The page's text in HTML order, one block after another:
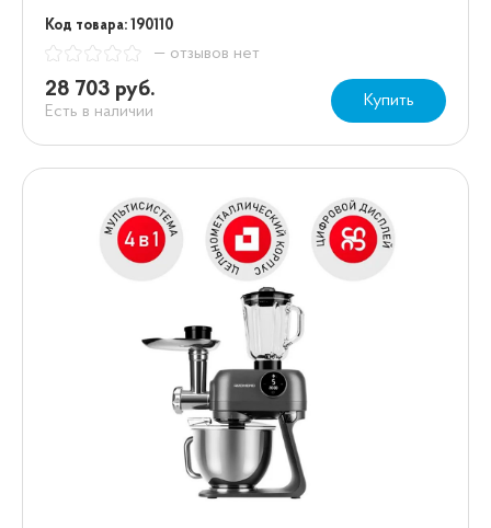
Код товара: 190110
— отзывов нет
28 703 руб.
Есть в наличии
Купить